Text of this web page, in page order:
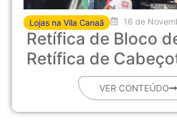
Lojas na Vila Canaã 16 de
Retífica de Bloco
Retífica de
VER CONTEÚDO